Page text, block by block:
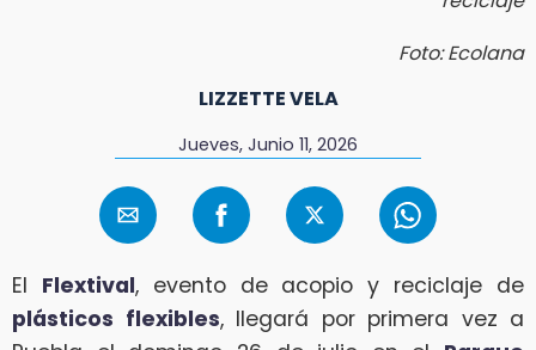
Foto: Ecolana
LIZZETTE VELA
Jueves, Junio 11, 2026
El Flextival, evento de acopio y reciclaje de
plásticos flexibles, llegará por primera vez a